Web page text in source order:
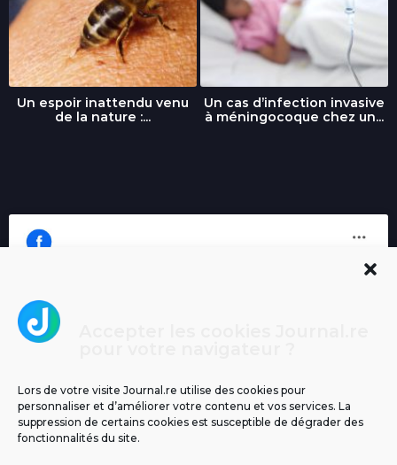
Lors de votre visite Journal.re utilise des cookies pour
personnaliser et d’améliorer votre contenu et vos services. La
suppression de certains cookies est susceptible de dégrader des
fonctionnalités du site.
Un espoir inattendu venu
de la nature :...
Un cas d’infection invasive
à méningocoque chez un...